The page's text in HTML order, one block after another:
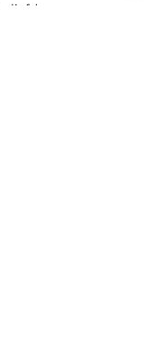
liefde en zorg voor